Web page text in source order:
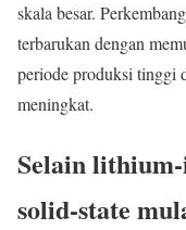
skala besar.
terbarukan dengan
periode produksi tinggi
meningkat.
Selain
solid-state